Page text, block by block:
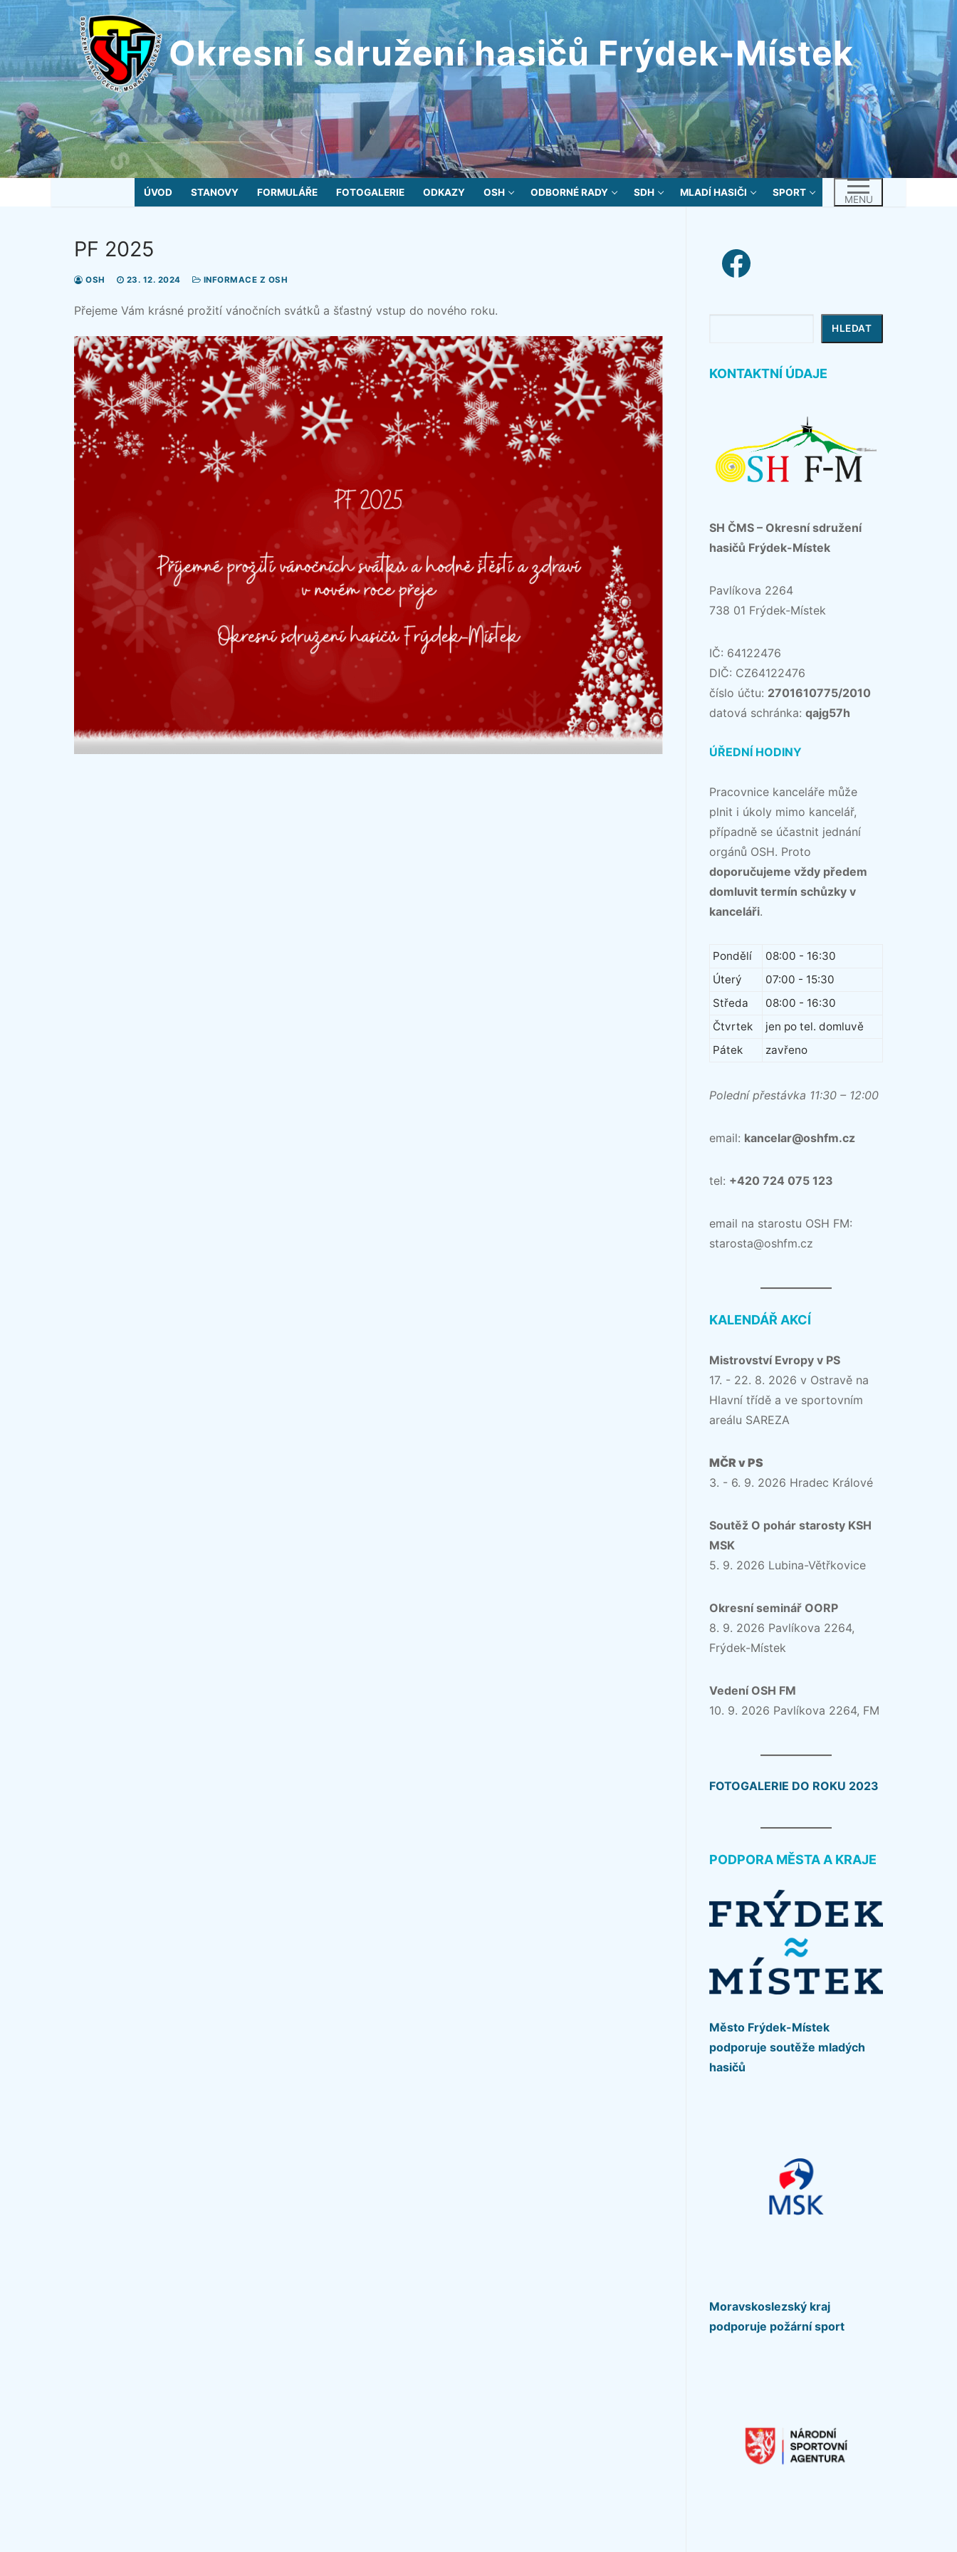
Přeskočit
na
obsah
Okresní sdružení hasičů Frýdek-Místek
ÚVOD STANOVY FORMULÁŘE FOTOGALERIE ODKAZY OSH ODBORNÉ RADY SDH MLADÍ HASIČI SPORT
MENU
PF 2025
OSH 23. 12. 2024 INFORMACE Z OSH
Přejeme Vám krásné prožití vánočních svátků a šťastný vstup do nového roku.
facebook link
HLEDAT
KONTAKTNÍ ÚDAJE
SH ČMS – Okresní sdružení
hasičů Frýdek-Místek
Pavlíkova 2264
738 01 Frýdek-Místek
IČ: 64122476
DIČ: CZ64122476
číslo účtu: 2701610775/2010
datová schránka: qajg57h
ÚŘEDNÍ HODINY
Pracovnice kanceláře může
plnit i úkoly mimo kancelář,
případně se účastnit jednání
orgánů OSH. Proto
doporučujeme vždy předem
domluvit termín schůzky v
kanceláři.
Pondělí
08:00 - 16:30
Úterý
07:00 - 15:30
Středa
08:00 - 16:30
Čtvrtek
jen po tel. domluvě
Pátek
zavřeno
Polední přestávka 11:30 – 12:00
email: kancelar@oshfm.cz
tel: +420 724 075 123
email na starostu OSH FM:
starosta@oshfm.cz
KALENDÁŘ AKCÍ
Mistrovství Evropy v PS
17. - 22. 8. 2026 v Ostravě na
Hlavní třídě a ve sportovním
areálu SAREZA
MČR v PS
3. - 6. 9. 2026 Hradec Králové
Soutěž O pohár starosty KSH
MSK
5. 9. 2026 Lubina-Větřkovice
Okresní seminář OORP
8. 9. 2026 Pavlíkova 2264,
Frýdek-Místek
Vedení OSH FM
10. 9. 2026 Pavlíkova 2264, FM
FOTOGALERIE DO ROKU 2023
PODPORA MĚSTA A KRAJE
Město Frýdek-Místek
podporuje soutěže mladých
hasičů
Moravskoslezský kraj
podporuje požární sport